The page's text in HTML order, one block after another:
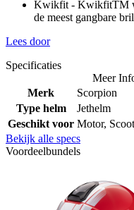
Kwikfit - KwikfitTM
de meest gangbare
Lees door
Specificaties
Meer
Merk
Scorpion
Type helm
Jethelm
Geschikt voor Motor,
Bekijk alle specs
Voordeelbundels